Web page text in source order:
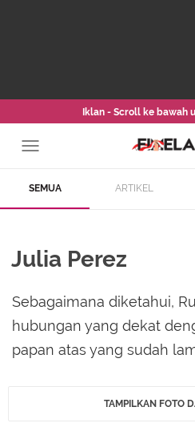
Iklan - Scroll ke bawah
SEMUA ARTIKEL
Julia Perez
Sebagaimana diketahui,
hubungan yang dekat
papan atas yang sudah
TAMPILKAN FOTO